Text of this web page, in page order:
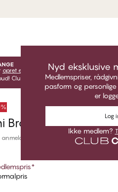
Nyd eksklusive
Medlemspriser,
pasform og
er
Log
Ikke medlem?
opret en gratis konto for at få adgang til
Club CHANGE-priser er kun gyldige,
Brazilian Bikini
*